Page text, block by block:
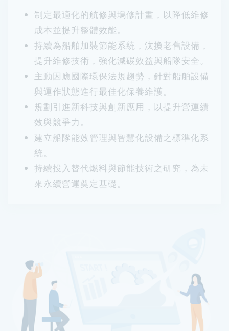
制定最適化的航修與塢修計畫，以降低維修
成本並提升整體效能。
持續為船舶加裝節能系統，汰換老舊設備，
提升維修技術，強化減碳效益與船隊安全。
主動因應國際環保法規趨勢，針對船舶設備
與運作狀態進行最佳化保養維護。
規劃引進新科技與創新應用，以提升營運績
效與競爭力。
建立船隊能效管理與智慧化設備之標準化系
統。
持續投入替代燃料與節能技術之研究，為未
來永續營運奠定基礎。